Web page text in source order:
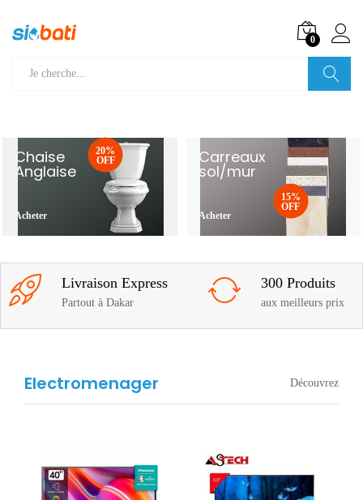
0
Chaise
Anglaise
Acheter
20%
OFF
Carreaux
sol/mur
Acheter
15%
OFF
Livraison Express
Partout à Dakar
300 Produits
aux meilleurs prix
Electromenager Découvrez